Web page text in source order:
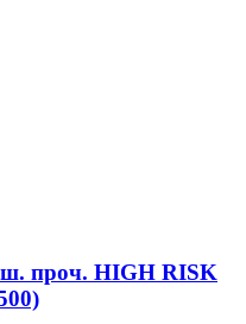
проч. HIGH RISK